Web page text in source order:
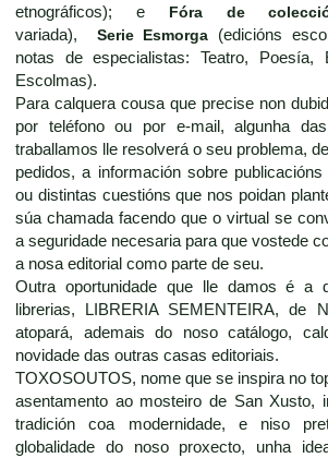
etnográficos); e Fóra de
variada), Serie Esmorga (edicións
notas de especialistas: Teatro, Poesía,
Escolmas).
Para calquera cousa que precise non
por teléfono ou por e-mail, algunha
traballamos lle resolverá o seu problema,
pedidos, a información sobre
ou distintas cuestións que nos poidan
súa chamada facendo que o virtual se
a seguridade necesaria para que vostede
a nosa editorial como parte de seu.
Outra oportunidade que lle damos é a
librerias, LIBRERIA SEMENTEIRA, de
atopará, ademais do noso catálogo,
novidade das outras casas editoriais.
TOXOSOUTOS, nome que se inspira no
asentamento ao mosteiro de San Xusto,
tradición coa modernidade, e niso
globalidade do noso proxecto, unha